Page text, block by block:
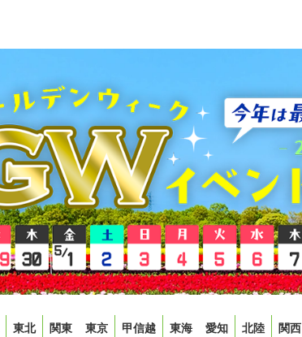
東北 関東 東京 甲信越 東海 愛知 北陸 関西